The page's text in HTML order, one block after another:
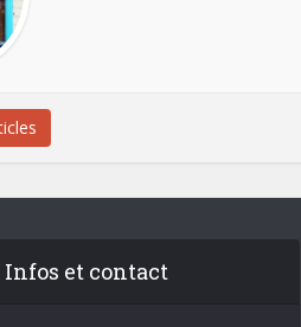
Infos et contact